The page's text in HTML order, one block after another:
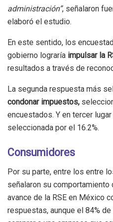
administración”, señalaron
elaboró el estudio.
En este sentido, los
gobierno lograría impulsar la
resultados a través de
La segunda respuesta más
condonar impuestos,
encuestados. Y en tercer
seleccionada por el 16.2%.
Consumidores
Por su parte, entre los entre
señalaron su
avance de la RSE en México
respuestas, aunque el 84%